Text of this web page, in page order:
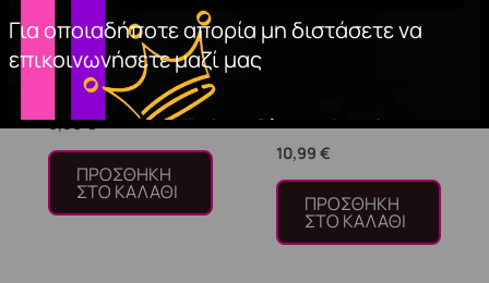
Για οποιαδήποτε απορία μη διστάσετε να
επικοινωνήσετε μαζί μας
NAIL TIPS NATURAL
LONG 100pcs.
6,80€
ΠΡΟΣΘΉΚΗ
ΣΤΟ ΚΑΛΆΘΙ
FOUNDATION – 110
10,99€
ΠΡΟΣΘΉΚΗ
ΣΤΟ ΚΑΛΆΘΙ